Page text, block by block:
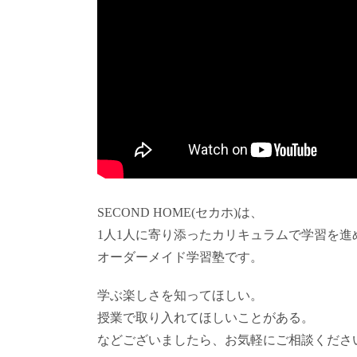
SECOND HOME(セカホ)は、
1人1人に寄り添ったカリキュラムで学習を進
オーダーメイド学習塾です。
学ぶ楽しさを知ってほしい。
授業で取り入れてほしいことがある。
などございましたら、お気軽にご相談くださ